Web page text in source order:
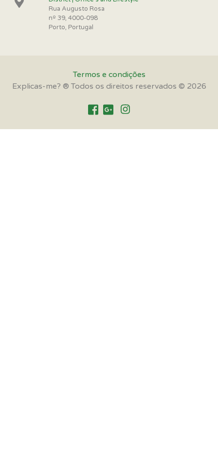
Rua Augusto Rosa
nº 39, 4000-098
Porto, Portugal
Termos e condições
Explicas-me? ® Todos os direitos reservados © 2026